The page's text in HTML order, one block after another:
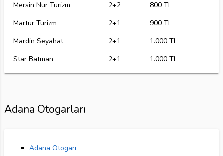
Mersin Nur Turizm
2+2
800 TL
Martur Turizm
2+1
900 TL
Mardin Seyahat
2+1
1.000 TL
Star Batman
2+1 1.000 TL
Adana Otogarları
Adana Otogarı